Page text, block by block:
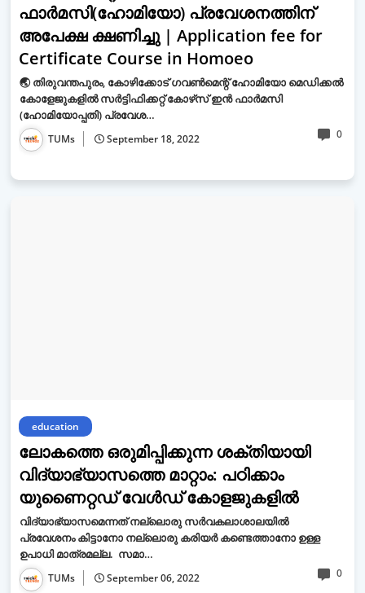
ഫാർമസി(ഹോമിയോ) പ്രവേശനത്തിന്
അപേക്ഷ ക്ഷണിച്ചു | Application fee for
Certificate Course in Homoeo
🌏 തിരുവന്തപുരം, കോഴിക്കോട് ഗവൺമെന്റ് ഹോമിയോ മെഡിക്കൽ
കോളേജുകളിൽ സർട്ടിഫിക്കറ്റ് കോഴ്‌സ് ഇൻ ഫാർമസി
(ഹോമിയോപ്പതി) പ്രവേശ…
TUMs September 18, 2022 0
education
ലോകത്തെ ഒരുമിപ്പിക്കുന്ന ശക്തിയായി
വിദ്യാഭ്യാസത്തെ മാറ്റാം: പഠിക്കാം
യുണൈറ്റഡ് വേള്‍ഡ് കോളജുകളില്‍
വിദ്യാഭ്യാസമെന്നത് നല്ലൊരു സര്‍വകലാശാലയില്‍
പ്രവേശനം കിട്ടാനോ നല്ലൊരു കരിയര്‍ കണ്ടെത്താനോ ഉള്ള
ഉപാധി മാത്രമല്ല. സമാ…
TUMs September 06, 2022 0